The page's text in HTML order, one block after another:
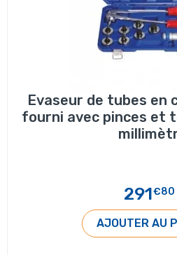
Evaseur de tubes en
fourni avec pinces et
291€80
AJOUTER AU